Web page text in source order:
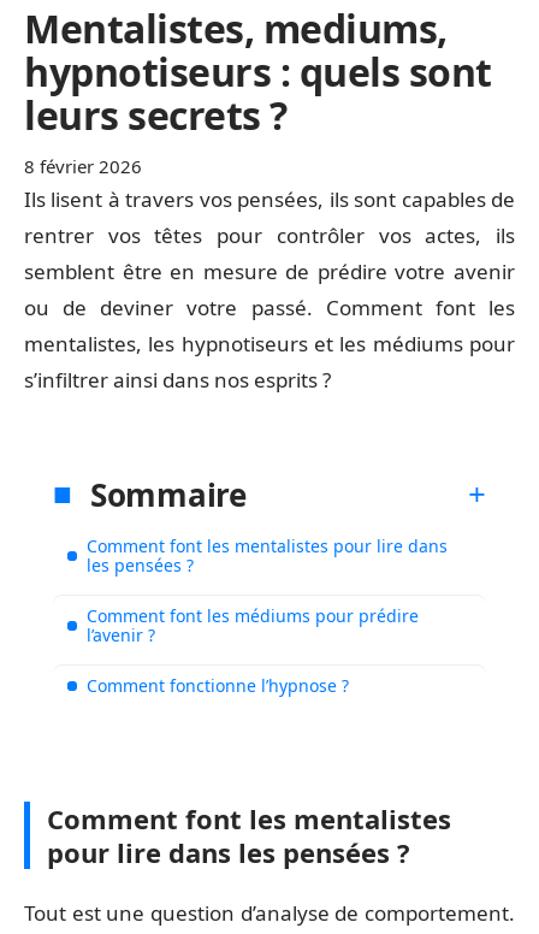
Mentalistes, mediums,
hypnotiseurs : quels sont
leurs secrets ?
8 février 2026
Ils lisent à travers vos pensées, ils sont capables de
rentrer vos têtes pour contrôler vos actes, ils
semblent être en mesure de prédire votre avenir
ou de deviner votre passé. Comment font les
mentalistes, les hypnotiseurs et les médiums pour
s’infiltrer ainsi dans nos esprits ?
Sommaire
Comment font les mentalistes pour lire dans
les pensées ?
Comment font les médiums pour prédire
l’avenir ?
Comment fonctionne l’hypnose ?
Comment font les mentalistes
pour lire dans les pensées ?
Tout est une question d’analyse de comportement.